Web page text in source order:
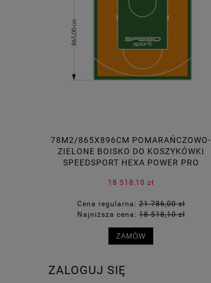
78M2/865X896CM POMARAŃCZOWO-
ZIELONE BOISKO DO KOSZYKÓWKI
SPEEDSPORT HEXA POWER PRO
18 518,10 zł
Cena regularna:21 786,00 zł
Najniższa cena:18 518,10 zł
ZAMÓW
ZALOGUJ SIĘ